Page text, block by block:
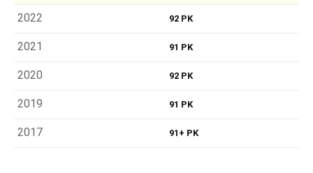
2022 92 PK
2021 91 PK
2020 92 PK
2019 91 PK
2017 91+ PK